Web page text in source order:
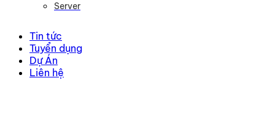
Server
Tin tức
Tuyển dụng
Dự Án
Liên hệ